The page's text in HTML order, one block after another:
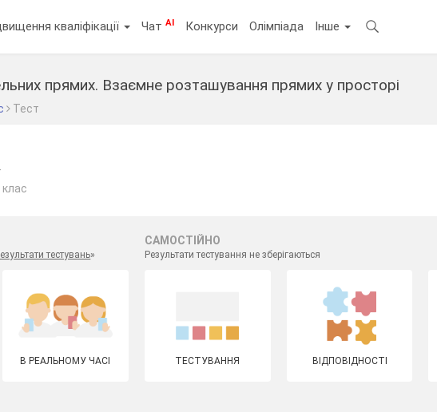
кваліфікації ЧатAI Конкурси Олімпіада Інше
прямих. Взаємне розташування прямих у просторі
Тест
тестувань»
САМОСТІЙНО
Результати тестування не зберігаються
В РЕАЛЬНОМУ ЧАСІ ТЕСТУВАННЯ ВІДПОВІДНОСТІ